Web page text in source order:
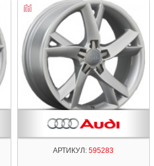
АРТИКУЛ: 595283